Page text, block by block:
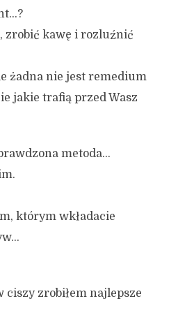
zrobić kawę i rozluźnić
żadna nie jest remedium
jakie trafią przed Wasz
metoda…
którym wkładacie
ciszy zrobiłem najlepsze